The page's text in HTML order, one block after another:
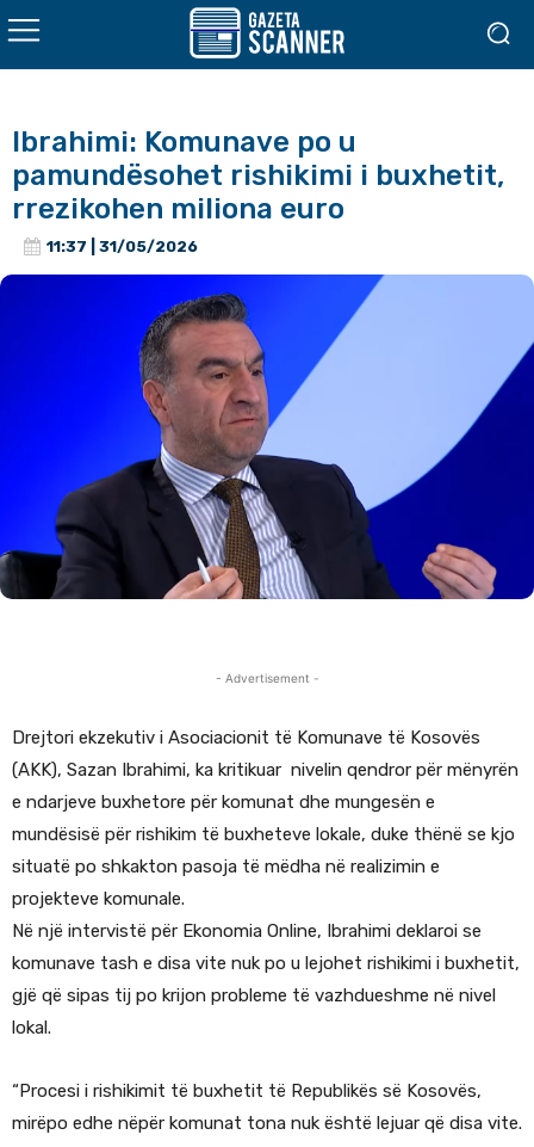
Ibrahimi: Komunave po u
pamundësohet rishikimi i buxhetit,
rrezikohen miliona euro
11:37 | 31/05/2026
- Advertisement -
Drejtori ekzekutiv i Asociacionit të Komunave të Kosovës
(AKK), Sazan Ibrahimi, ka kritikuar nivelin qendror për mënyrën
e ndarjeve buxhetore për komunat dhe mungesën e
mundësisë për rishikim të buxheteve lokale, duke thënë se kjo
situatë po shkakton pasoja të mëdha në realizimin e
projekteve komunale.
Në një intervistë për Ekonomia Online, Ibrahimi deklaroi se
komunave tash e disa vite nuk po u lejohet rishikimi i buxhetit,
gjë që sipas tij po krijon probleme të vazhdueshme në nivel
lokal.
“Procesi i rishikimit të buxhetit të Republikës së Kosovës,
mirëpo edhe nëpër komunat tona nuk është lejuar që disa vite.